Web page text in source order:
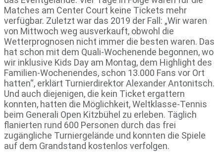
Matches am Center Court keine Tickets mehr
verfügbar. Zuletzt war das 2019 der Fall: „Wir waren
von Mittwoch weg ausverkauft, obwohl die
Wetterprognosen nicht immer die besten waren. Das
hat schon mit dem Quali-Wochenende begonnen, wo
wir inklusive Kids Day am Montag, dem Highlight des
Familien-Wochenendes, schon 13.000 Fans vor Ort
hatten“, erklärt Turnierdirektor Alexander Antonitsch.
Und auch diejenigen, die kein Ticket ergattern
konnten, hatten die Möglichkeit, Weltklasse-Tennis
beim Generali Open Kitzbühel zu erleben. Täglich
flanierten rund 600 Personen durch das frei
zugängliche Turniergelände und konnten die Spiele
auf dem Grandstand kostenlos verfolgen.